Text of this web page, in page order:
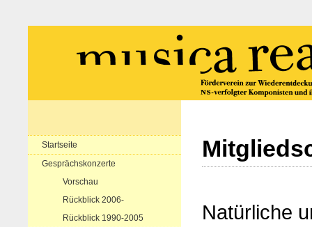
Startseite
Gesprächskonzerte
Vorschau
Rückblick 2006-
Rückblick 1990-2005
Natürliche